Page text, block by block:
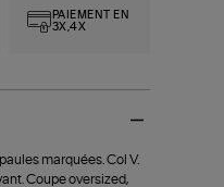
PAIEMENT EN
3X,4X
marquées. Col V.
Coupe oversized,